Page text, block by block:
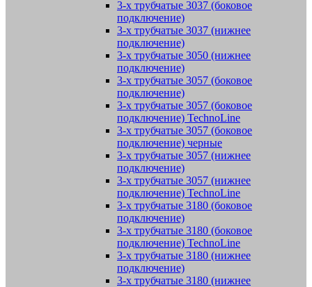
3-х трубчатые 3037 (боковое
подключение)
3-х трубчатые 3037 (нижнее
подключение)
3-х трубчатые 3050 (нижнее
подключение)
3-х трубчатые 3057 (боковое
подключение)
3-х трубчатые 3057 (боковое
подключение) TechnoLine
3-х трубчатые 3057 (боковое
подключение) черные
3-х трубчатые 3057 (нижнее
подключение)
3-х трубчатые 3057 (нижнее
подключение) TechnoLine
3-х трубчатые 3180 (боковое
подключение)
3-х трубчатые 3180 (боковое
подключение) TechnoLine
3-х трубчатые 3180 (нижнее
подключение)
3-х трубчатые 3180 (нижнее